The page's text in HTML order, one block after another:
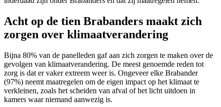
Acht op de tien Brabanders maakt zich
zorgen over klimaatverandering
Bijna 80% van de panelleden gaf aan zich zorgen te maken over de
gevolgen van klimaatverandering. De meest genoemde reden tot
zorg is dat er vaker extreem weer is. Ongeveer elke Brabander
(97%) neemt maatregelen om de eigen impact op het klimaat te
verkleinen, zoals het scheiden van afval of het licht uitdoen in
kamers waar niemand aanwezig is.